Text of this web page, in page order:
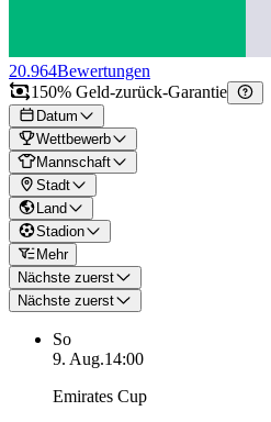
20.964Bewertungen
150% Geld-zurück-Garantie
Datum
Wettbewerb
Mannschaft
Stadt
Land
Stadion
Mehr
Nächste zuerst
Nächste zuerst
So
9. Aug.14:00
Emirates Cup